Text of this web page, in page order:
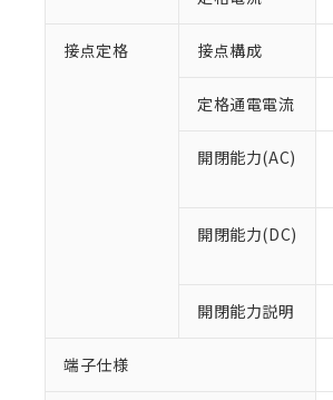
接点定格 接点構成
定格通電電流
開閉能力(AC)
開閉能力(DC)
開閉能力説明
端子仕様